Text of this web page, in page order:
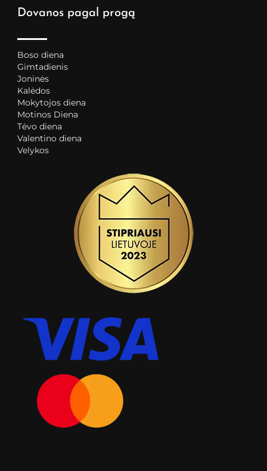
Dovanos pagal progą
Boso diena
Gimtadienis
Joninės
Kalėdos
Mokytojos diena
Motinos Diena
Tėvo diena
Valentino diena
Velykos